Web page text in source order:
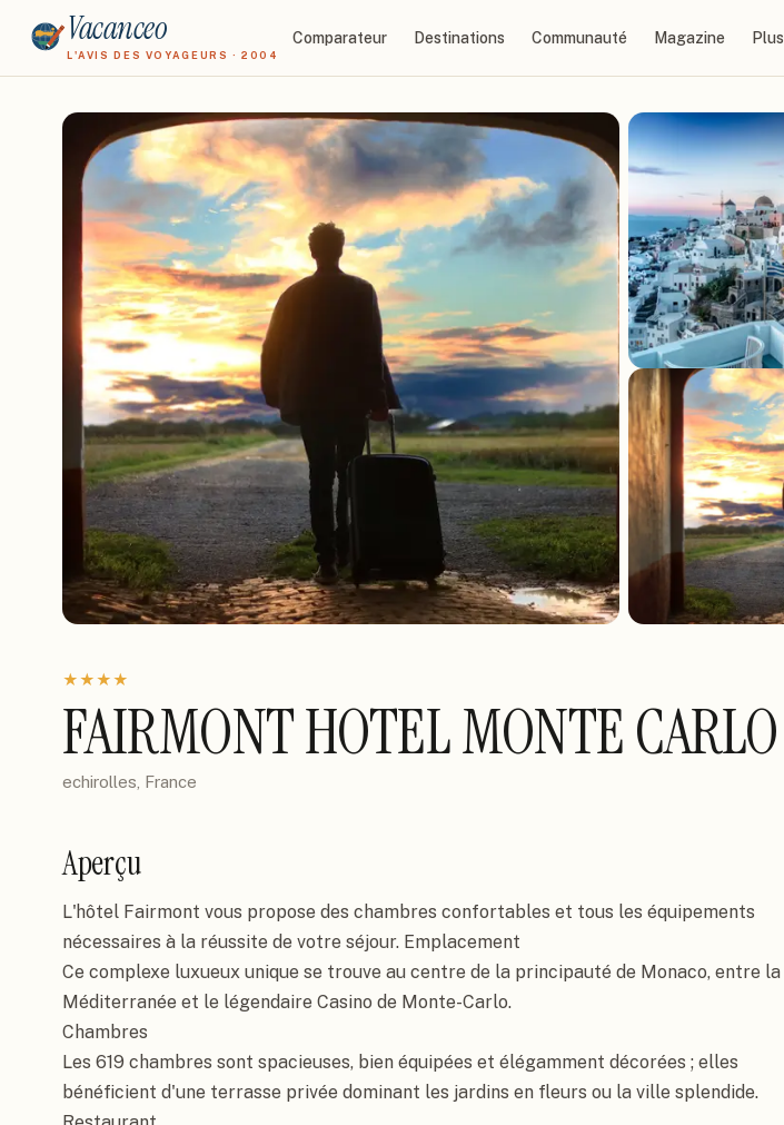
Vacanceo
L'AVIS DES VOYAGEURS · 2004
Comparateur Destinations Communauté Magazine Plus
★★★★
FAIRMONT HOTEL MONTE CARLO
echirolles, France
Aperçu
L'hôtel Fairmont vous propose des chambres confortables et tous les équipements
nécessaires à la réussite de votre séjour. Emplacement
Ce complexe luxueux unique se trouve au centre de la principauté de Monaco, entre la
Méditerranée et le légendaire Casino de Monte-Carlo.
Chambres
Les 619 chambres sont spacieuses, bien équipées et élégamment décorées ; elles
bénéficient d'une terrasse privée dominant les jardins en fleurs ou la ville splendide.